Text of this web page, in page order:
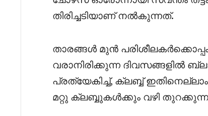
തിരിച്ചടിയാണ് നൽകുന്നത്.
താരങ്ങൾ മുൻ
വരാനിരിക്കുന്ന ദിവസങ്ങളിൽ
പ്രത്യേകിച്ച്, ക്ലബ്ബ്
മറ്റു ക്ലബ്ബുകൾക്കും വഴി